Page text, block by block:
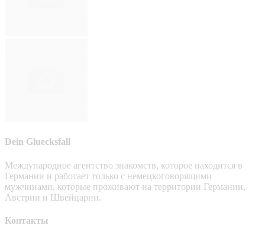
Dein Gluecksfall
Международное агентство знакомств, которое находится в
Германии и работает только с немецкоговорящими
мужчинами, которые проживают на территории Германии,
Австрии и Швейцарии.
Контакты